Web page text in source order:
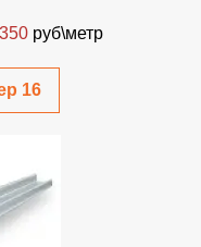
руб\метр
16